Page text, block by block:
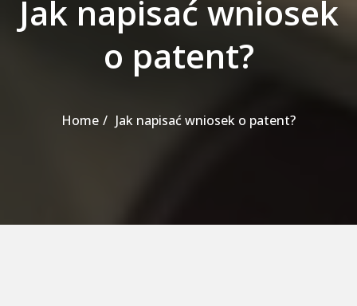
Jak napisać wniosek
o patent?
Home Jak napisać wniosek o patent?